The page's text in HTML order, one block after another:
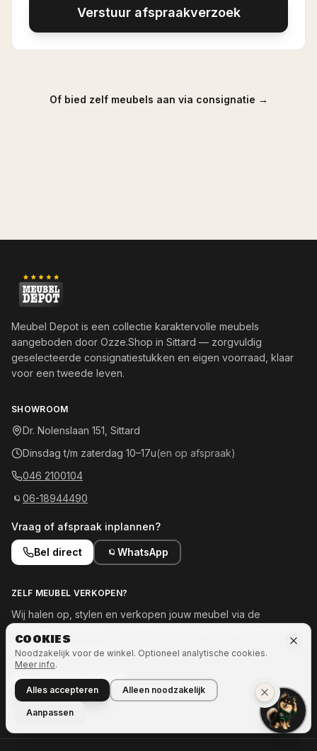
Verstuur afspraakverzoek
Of bied zelf meubels aan via consignatie →
Meubel Depot is een collectie karaktervolle meubels
aangeboden door Ozze.Shop in Sittard — zorgvuldig
geselecteerde consignatiestukken en eigen voorraad, klaar
voor een tweede leven.
SHOWROOM
Dr. Nolenslaan 151, Sittard
Dinsdag t/m zaterdag 10–17u(en op afspraak)
046 2100104
06-18944490
Vraag of afspraak inplannen?
Bel direct WhatsApp
ZELF MEUBEL VERKOPEN?
Wij halen op, stylen en verkopen jouw meubel via de
Meld je meubel aan →
OOK INTERESSE IN MEER?
Naar Ozze.Shop →
COOKIES
Noodzakelijk voor de winkel. Optioneel analytische cookies.
Meer info.
Alles accepteren Alleen noodzakelijk
Aanpassen